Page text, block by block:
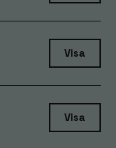
Visa
Visa